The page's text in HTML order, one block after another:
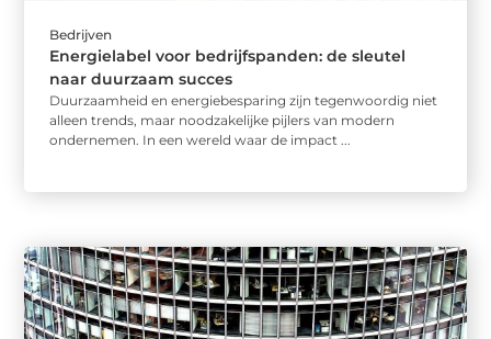
Bedrijven
Energielabel voor bedrijfspanden: de sleutel
naar duurzaam succes
Duurzaamheid en energiebesparing zijn tegenwoordig niet
alleen trends, maar noodzakelijke pijlers van modern
ondernemen. In een wereld waar de impact ...